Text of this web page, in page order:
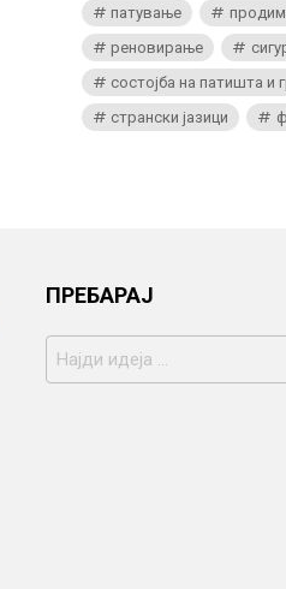
патување
реновирање
состојба на патишта и
странски јазици
ПРЕБАРАЈ
БАРАЈ
ЗА: